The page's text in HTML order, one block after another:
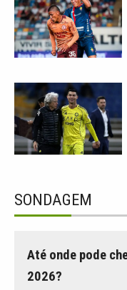
SONDAGEM
Até onde pode
2026?